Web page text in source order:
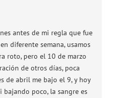
antes de mi regla que fue
diferente semana, usamos
roto, pero el 10 de marzo
de otros días, poca
de abril me bajo el 9, y hoy
bajando poco, la sangre es